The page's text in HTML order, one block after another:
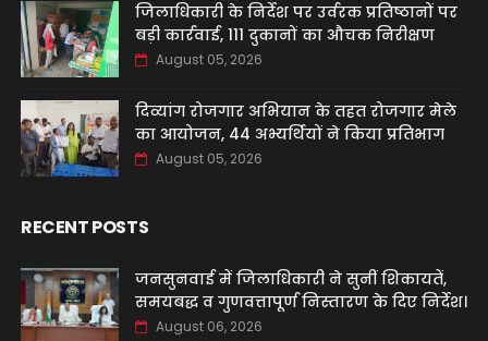
जिलाधिकारी के निर्देश पर उर्वरक प्रतिष्ठानों पर
बड़ी कार्रवाई, 111 दुकानों का औचक निरीक्षण
August 05, 2026
दिव्यांग रोजगार अभियान के तहत रोजगार मेले
का आयोजन, 44 अभ्यर्थियों ने किया प्रतिभाग
August 05, 2026
RECENT POSTS
जनसुनवाई में जिलाधिकारी ने सुनीं शिकायतें,
समयबद्ध व गुणवत्तापूर्ण निस्तारण के दिए निर्देश।
August 06, 2026